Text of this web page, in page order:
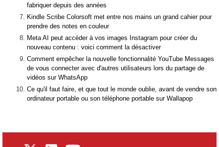
fabriquer depuis des années
Kindle Scribe Colorsoft met entre nos mains un grand cahier pour
prendre des notes en couleur
Meta AI peut accéder à vos images Instagram pour créer du
nouveau contenu : voici comment la désactiver
Comment empêcher la nouvelle fonctionnalité YouTube Messages
de vous connecter avec d'autres utilisateurs lors du partage de
vidéos sur WhatsApp
Ce qu'il faut faire, et que tout le monde oublie, avant de vendre son
ordinateur portable ou son téléphone portable sur Wallapop